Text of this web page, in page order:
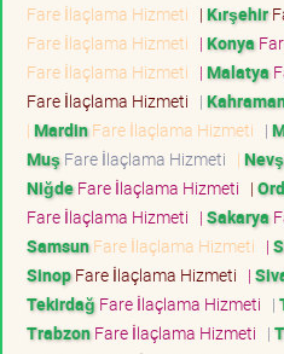
Fare İlaçlama Hizmeti | Kırşehir
Fare İlaçlama Hizmeti | Konya
Fare İlaçlama Hizmeti | Malatya
Fare İlaçlama Hizmeti |
| MardinFare İlaçlama Hizmeti |
Muş Fare İlaçlama Hizmeti |
NiğdeFare İlaçlama Hizmeti |
Fare İlaçlama Hizmeti | Sakarya
SamsunFare İlaçlama Hizmeti |
SinopFare İlaçlama Hizmeti |
Tekirdağ Fare İlaçlama Hizmeti |
TrabzonFare İlaçlama Hizmeti |